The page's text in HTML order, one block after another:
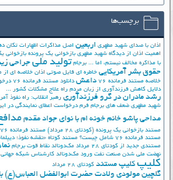
برچسب‌ها
اذان با صدای شهید مطهری اربعین اصل مذاکرات اظهارات تکان
اهمیت اذان از دیدگاه شهید مطهری بازخوانی یک پرونده بازخوانی
با مذاکره مخالف نیستم، اما ... برجام تولید ملی جراحی
حقوق بشر آمریکایی خاطره ای فایل صوتی اذان خلاصه ای از
خلاصه مستند فرمانده 76
داعش دانلود مستند فرمانده 76
دلایل کاهش فرزندآوری از زبان مردم راه علاج مشکلات کشور ...
رشد مادران در گرو فرزندآوری رهبر انقلاب: راه نفوذ
شهید مطهری ضعف های برجام فرم درخواست اعطای نمایندگی در
مداحی پاشو خانم خونه ام با نوای جواد مقدم
مستند بازخوانی یک پرونده (کودتای 28 مرداد)
مستند فرمانده 76
مستند فرمانده 76 شامل چیست؟
مستند کوتاه «نقشه نفوذ؛
مستندی جدید از کودتای 28 مرداد
مک‌دونالد نقاط قوت برجام
نهضت ملي شدن صنعت نفت ورود مک‌دونالد کارشناس شبکه جهانی
کلیپ کلیپ مستند کودتای 28 مرداد
گلچین مولودی ولادت حضرت ابوالفضل العباس(ع)